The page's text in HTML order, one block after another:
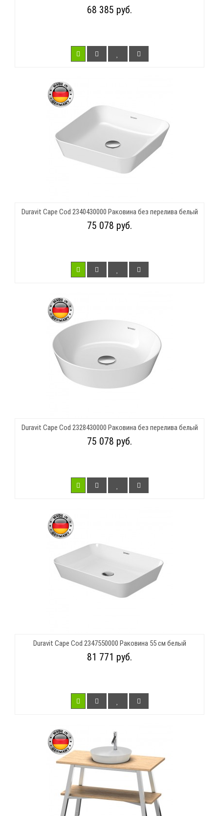
68 385 руб.
Duravit Cape Cod 2340430000 Раковина без перелива белый
75 078 руб.
Duravit Cape Cod 2328430000 Раковина без перелива белый
75 078 руб.
Duravit Cape Cod 2347550000 Раковина 55 см белый
81 771 руб.